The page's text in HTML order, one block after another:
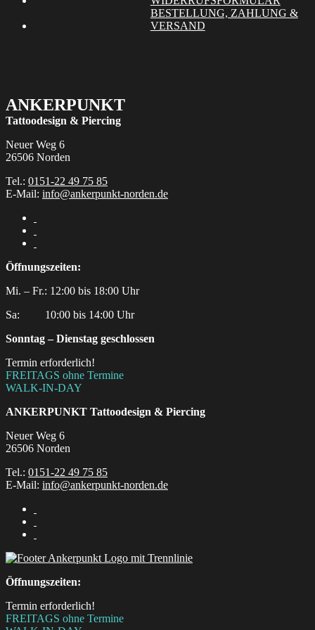
Produktseite
gewählt
BESTELLUNG, ZAHLUNG &
VERSAND
ANKERPUNKT
Tattoodesign & Piercing
Neuer Weg 6
26506 Norden
Tel.: 0151-22 49 75 85
E-Mail: info@ankerpunkt-norden.de
Öffnungszeiten:
Mi. – Fr.: 12:00 bis 18:00 Uhr
Sa:‎ ‎ ‎ ‎ ‎ ‎ ‎ ‎ ‎ 10:00 bis 14:00 Uhr
Sonntag – Dienstag geschlossen
Termin erforderlich!
FREITAGS ohne Termine
WALK-IN-DAY
ANKERPUNKT Tattoodesign & Piercing
Neuer Weg 6
26506 Norden
Tel.: 0151-22 49 75 85
E-Mail: info@ankerpunkt-norden.de
Öffnungszeiten:
Termin erforderlich!
FREITAGS ohne Termine